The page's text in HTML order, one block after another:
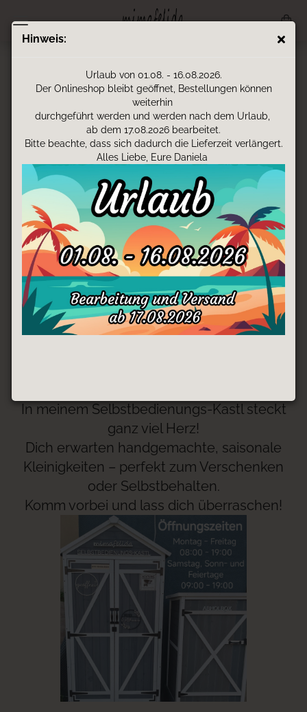
Hinweis:
Urlaub von 01.08. - 16.08.2026.
Der Onlineshop bleibt geöffnet, Bestellungen können
weiterhin
durchgeführt werden und werden nach dem Urlaub,
ab dem 17.08.2026 bearbeitet.
Bitte beachte, dass sich dadurch die Lieferzeit verlängert.
Alles Liebe, Eure Daniela
SCHÖN, DASS DU HIER BIST!
Viel Spaß beim Stöbern und Entdecken
meiner Produkte.
Handgemachte Produkte & Kreative Designs
Bei Fragen und individuellen Wünschen,
kontaktiere mich gerne!
Mail
Jetzt neu!
Selbstbedienungs-Kastl
Wienerstraße 41
In meinem Selbstbedienungs-Kastl steckt
ganz viel Herz!
Dich erwarten handgemachte, saisonale
Kleinigkeiten – perfekt zum Verschenken
oder Selbstbehalten.
Komm vorbei und lass dich überraschen!